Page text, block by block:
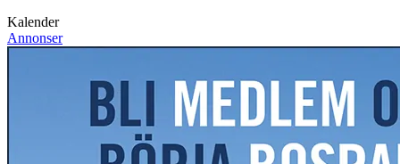
Kalender
Annonser